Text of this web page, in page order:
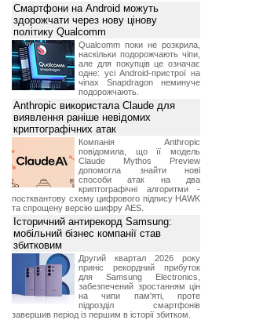
Смартфони на Android можуть
здорожчати через нову цінову
політику Qualcomm
Qualcomm поки не розкрила,
наскільки подорожчають чіпи,
але для покупців це означає
одне: усі Android-пристрої на
чіпах Snapdragon неминуче
подорожчають.
Anthropic використала Claude для
виявлення раніше невідомих
криптографічних атак
Компанія Anthropic
повідомила, що її модель
Claude Mythos Preview
допомогла знайти нові
способи атак на два
криптографічні алгоритми -
постквантову схему цифрового підпису HAWK
та спрощену версію шифру AES.
Історичний антирекорд Samsung:
мобільний бізнес компанії став
збитковим
Другий квартал 2026 року
приніс рекордний прибуток
для Samsung Electronics,
забезпечений зростанням цін
на чипи пам'яті, проте
підрозділ смартфонів
завершив період із першим в історії збитком.